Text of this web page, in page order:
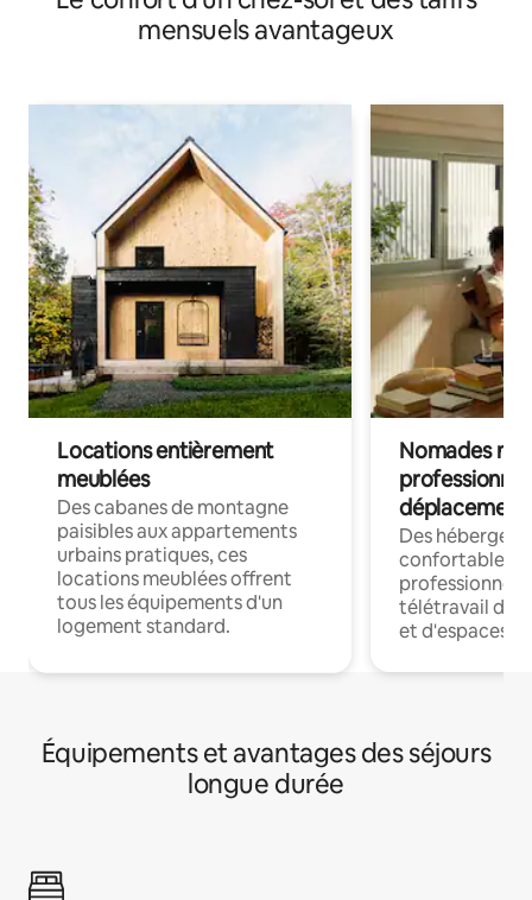
mensuels avantageux
Locations entièrement
meublées
Des cabanes de montagne
paisibles aux appartements
urbains pratiques, ces
locations meublées offrent
tous les équipements d'un
logement standard.
Nomades
déplacement
Des
confortables
professionnels
télétravail
et d'espaces
Équipements et avantages des séjours
longue durée